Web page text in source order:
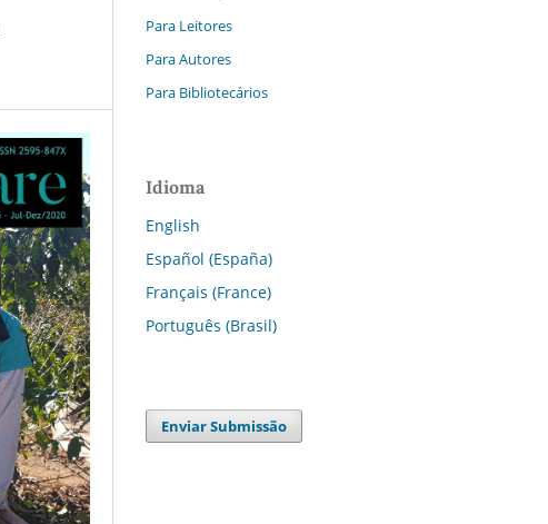
Para Leitores
Para Autores
Para Bibliotecários
Idioma
English
Español (España)
Français (France)
Português (Brasil)
Enviar Submissão